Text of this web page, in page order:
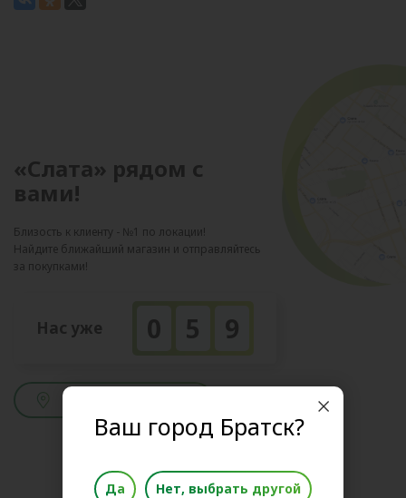
«Слата» рядом с
вами!
Близость к клиенту - №1 по локации!
Найдите ближайший магазин и отправляйтесь
за покупками!
Нас уже 0 5 9
Ваш город Братск?
Да Нет, выбрать другой